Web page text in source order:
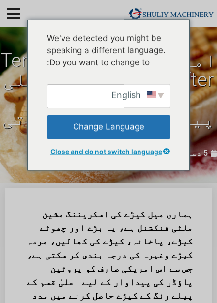
امریکہ کے لیے Tenebrio
Molitor sifter مشین اعلی
پروٹین پاؤڈر کی
پیداوار میں مدد کرتی
ہے۔
5 دسمبر 2023
ہماری میل کیڑے کی اسکریننگ مشین
ملٹی فنکشنل ہے، یہ بڑے اور چھوٹے
کیڑے، پاخانہ، کیڑے کی کھالیں، مردہ
کیڑے وغیرہ کی درجہ بندی کر سکتی ہے،
جس سے اس امریکی صارف کو پروٹین
پاؤڈر کی پیداوار کے لیے اعلیٰ قسم کے
پیلے رنگ کے کیڑے حاصل کرنے میں مدد
We've detected you might be
speaking a different language.
Do you want to change to:
Change Language
Close and do not switch language